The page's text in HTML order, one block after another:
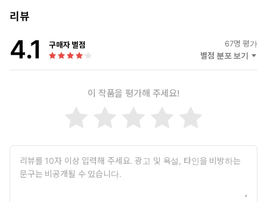
리뷰
4.1 구매자 별점 67명 평가
별점 분포 보기
이 작품을 평가해 주세요!